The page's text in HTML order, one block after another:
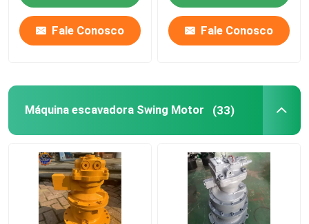
Fale Conosco Fale Conosco
Máquina escavadora Swing Motor (33)